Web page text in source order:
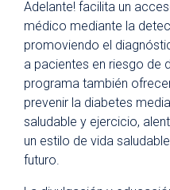
Adelante! facilita un
médico mediante la
promoviendo el
a pacientes en riesgo de
programa también
prevenir la diabetes
saludable y ejercicio,
un estilo de vida
futuro.